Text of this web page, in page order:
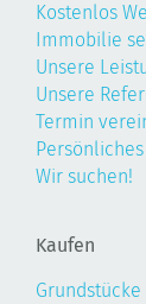
Kostenlos
Immobilie
Unsere
Unsere
Termin
Wir suchen!
Kaufen
Grundstücke